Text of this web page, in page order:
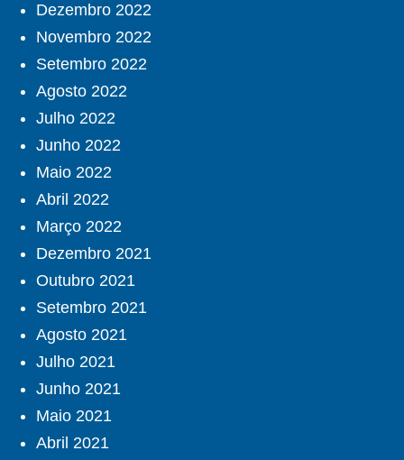
Dezembro 2022
Novembro 2022
Setembro 2022
Agosto 2022
Julho 2022
Junho 2022
Maio 2022
Abril 2022
Março 2022
Dezembro 2021
Outubro 2021
Setembro 2021
Agosto 2021
Julho 2021
Junho 2021
Maio 2021
Abril 2021